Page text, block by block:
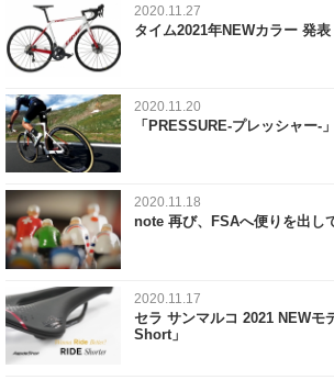
2020.11.27
タイム2021年NEWカラー 発表
2020.11.20
「PRESSURE-プレッシャー-
2020.11.18
note 再び、FSAへ便りを出し
2020.11.17
セラ サンマルコ 2021 NEWモ
Short」